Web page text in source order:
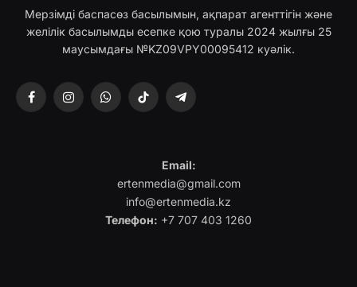
Мерзімді баспасөз басылымын, ақпарат агенттігін және
желілік басылымды есепке қою туралы 2024 жылғы 25
маусымдағы №KZ09VPY00095412 куәлік.
FacebookInstagramWhatsAppTikTok Telegram
Email:
ertenmedia@gmail.com
info@ertenmedia.kz
Телефон: +7 707 403 1260